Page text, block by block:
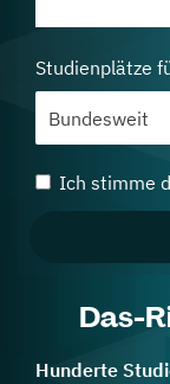
Studienplätze
Ich stimme
Das-
Hunderte